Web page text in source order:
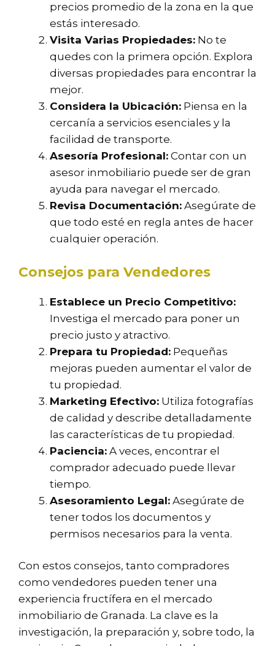
precios promedio de la zona en la que
estás interesado.
Visita Varias Propiedades: No te
quedes con la primera opción. Explora
diversas propiedades para encontrar la
mejor.
Considera la Ubicación: Piensa en la
cercanía a servicios esenciales y la
facilidad de transporte.
Asesoría Profesional: Contar con un
asesor inmobiliario puede ser de gran
ayuda para navegar el mercado.
Revisa Documentación: Asegúrate de
que todo esté en regla antes de hacer
cualquier operación.
Consejos para Vendedores
Establece un Precio Competitivo:
Investiga el mercado para poner un
precio justo y atractivo.
Prepara tu Propiedad: Pequeñas
mejoras pueden aumentar el valor de
tu propiedad.
Marketing Efectivo: Utiliza fotografías
de calidad y describe detalladamente
las características de tu propiedad.
Paciencia: A veces, encontrar el
comprador adecuado puede llevar
tiempo.
Asesoramiento Legal: Asegúrate de
tener todos los documentos y
permisos necesarios para la venta.
Con estos consejos, tanto compradores
como vendedores pueden tener una
experiencia fructífera en el mercado
inmobiliario de Granada. La clave es la
investigación, la preparación y, sobre todo, la